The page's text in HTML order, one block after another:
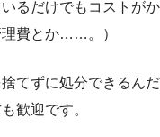
るだけでもコストがか
理費とか……。）
てずに処分できるんだ
歓迎です。